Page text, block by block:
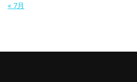
« 7月